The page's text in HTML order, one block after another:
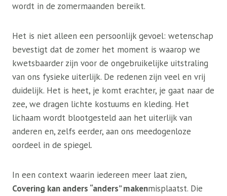
wordt in de zomermaanden bereikt.
Het is niet alleen een persoonlijk gevoel: wetenschap
bevestigt dat de zomer het moment is waarop we
kwetsbaarder zijn voor de ongebruikelijke uitstraling
van ons fysieke uiterlijk. De redenen zijn veel en vrij
duidelijk. Het is heet, je komt erachter, je gaat naar de
zee, we dragen lichte kostuums en kleding. Het
lichaam wordt blootgesteld aan het uiterlijk van
anderen en, zelfs eerder, aan ons meedogenloze
oordeel in de spiegel.
In een context waarin iedereen meer laat zien,
Covering kan anders “anders” makenmisplaatst. Die